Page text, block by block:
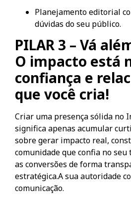
Planejamento editorial
dúvidas do seu público.
PILAR 3 – Vá
O impacto está
confiança e
que você cria!
Criar uma presença sólida no
significa apenas acumular
sobre gerar impacto real,
comunidade que confia no
as conversões de forma
estratégica.A sua autoridade
comunicação.